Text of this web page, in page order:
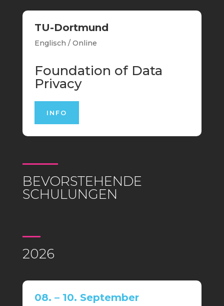
TU-Dortmund
Englisch / Online
Foundation of Data
Privacy
INFO
BEVORSTEHENDE
SCHULUNGEN
2026
08. – 10. September